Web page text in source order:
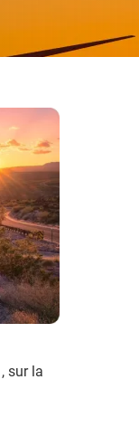
, sur la